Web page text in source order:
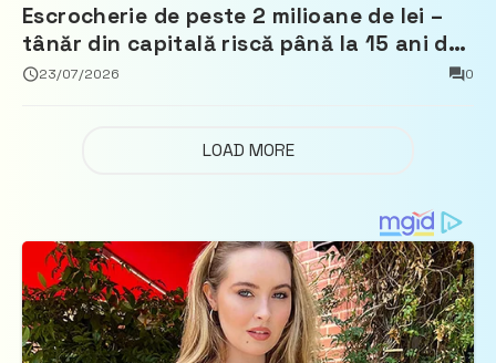
Escrocherie de peste 2 milioane de lei –
tânăr din capitală riscă până la 15 ani de
închisoare
23/07/2026 0
LOAD MORE